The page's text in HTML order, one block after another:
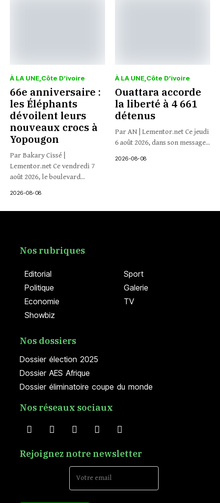
À LA UNE Côte D’ivoire
66e anniversaire :
les Éléphants
dévoilent leurs
nouveaux crocs à
Yopougon
Par Bakary Cissé |
Lementor.net Ce vendredi 7
août 2026, le boulevard...
2026-08-08
À LA UNE Côte D’ivoire
Ouattara accorde
la liberté à 4 661
détenus
Par AN | Lementor.net Ce jeudi
6 août 2026, dans son message...
2026-08-08
Editorial
Politique
Economie
Showbiz
Sport
Galerie
TV
Nos rubriques
Dossier élection 2025
Dossier AES Afrique
Dossier éliminatoire coupe du monde
Nos dossiers
Nos réseaux sociaux
Rejoignez notre newsletter